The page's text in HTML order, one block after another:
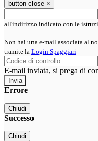
button close ×
all'indirizzo indicato con le
Non hai una e-mail associata al
tramite la Login Spaggiari
E-mail inviata, si prega di
Errore
Chiudi
Successo
Chiudi